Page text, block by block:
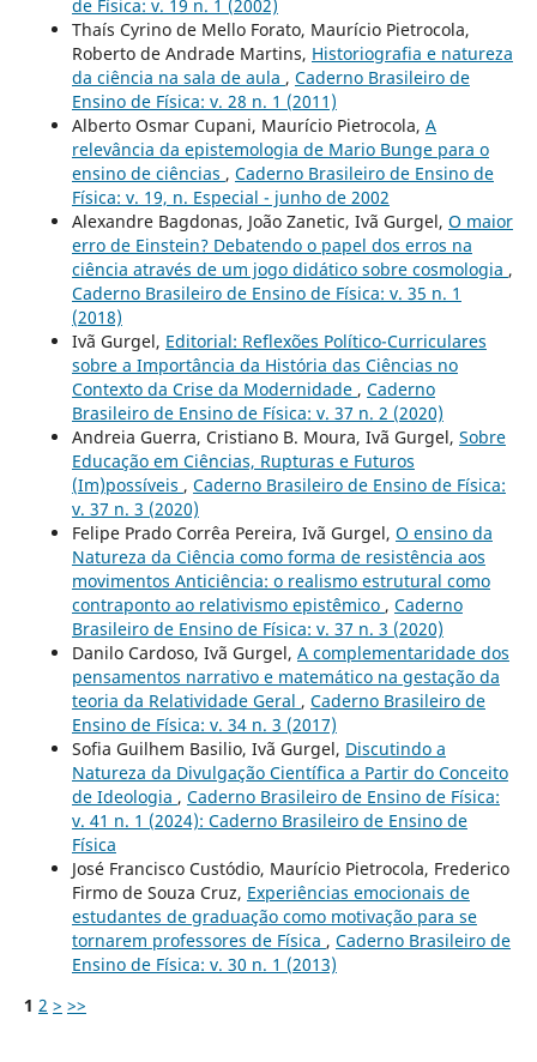
de Física: v. 19 n. 1 (2002)
Thaís Cyrino de Mello Forato, Maurício Pietrocola,
Roberto de Andrade Martins, Historiografia e natureza
da ciência na sala de aula , Caderno Brasileiro de
Ensino de Física: v. 28 n. 1 (2011)
Alberto Osmar Cupani, Maurício Pietrocola, A
relevância da epistemologia de Mario Bunge para o
ensino de ciências , Caderno Brasileiro de Ensino de
Física: v. 19, n. Especial - junho de 2002
Alexandre Bagdonas, João Zanetic, Ivã Gurgel, O maior
erro de Einstein? Debatendo o papel dos erros na
ciência através de um jogo didático sobre cosmologia ,
Caderno Brasileiro de Ensino de Física: v. 35 n. 1
(2018)
Ivã Gurgel, Editorial: Reflexões Político-Curriculares
sobre a Importância da História das Ciências no
Contexto da Crise da Modernidade , Caderno
Brasileiro de Ensino de Física: v. 37 n. 2 (2020)
Andreia Guerra, Cristiano B. Moura, Ivã Gurgel, Sobre
Educação em Ciências, Rupturas e Futuros
(Im)possíveis , Caderno Brasileiro de Ensino de Física:
v. 37 n. 3 (2020)
Felipe Prado Corrêa Pereira, Ivã Gurgel, O ensino da
Natureza da Ciência como forma de resistência aos
movimentos Anticiência: o realismo estrutural como
contraponto ao relativismo epistêmico , Caderno
Brasileiro de Ensino de Física: v. 37 n. 3 (2020)
Danilo Cardoso, Ivã Gurgel, A complementaridade dos
pensamentos narrativo e matemático na gestação da
teoria da Relatividade Geral , Caderno Brasileiro de
Ensino de Física: v. 34 n. 3 (2017)
Sofia Guilhem Basilio, Ivã Gurgel, Discutindo a
Natureza da Divulgação Científica a Partir do Conceito
de Ideologia , Caderno Brasileiro de Ensino de Física:
v. 41 n. 1 (2024): Caderno Brasileiro de Ensino de
Física
José Francisco Custódio, Maurício Pietrocola, Frederico
Firmo de Souza Cruz, Experiências emocionais de
estudantes de graduação como motivação para se
tornarem professores de Física , Caderno Brasileiro de
Ensino de Física: v. 30 n. 1 (2013)
1 2 > >>